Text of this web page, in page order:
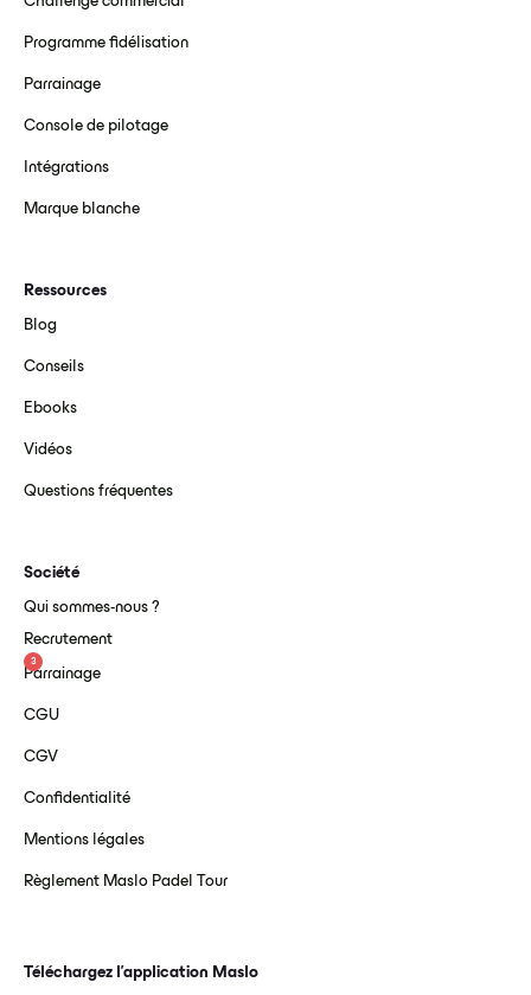
Programme fidélisation
Parrainage
Console de pilotage
Intégrations
Marque blanche
Ressources
Blog
Conseils
Ebooks
Vidéos
Questions fréquentes
Société
Qui sommes-nous ?
Recrutement
3
Parrainage
CGU
CGV
Confidentialité
Mentions légales
Règlement Maslo Padel Tour
Téléchargez l’application Maslo